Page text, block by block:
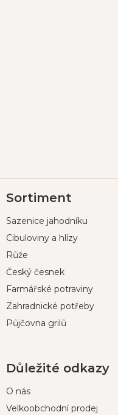
á
a
Sortiment
Sazenice jahodníku
Cibuloviny a hlízy
Růže
Český česnek
Farmářské potraviny
Zahradnické potřeby
Půjčovna grilů
Důležité odkazy
O nás
Velkoobchodní prodej